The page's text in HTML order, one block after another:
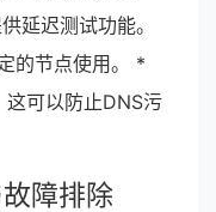
延迟测试功能。
的节点使用。 *
这可以防止DNS污
障排除